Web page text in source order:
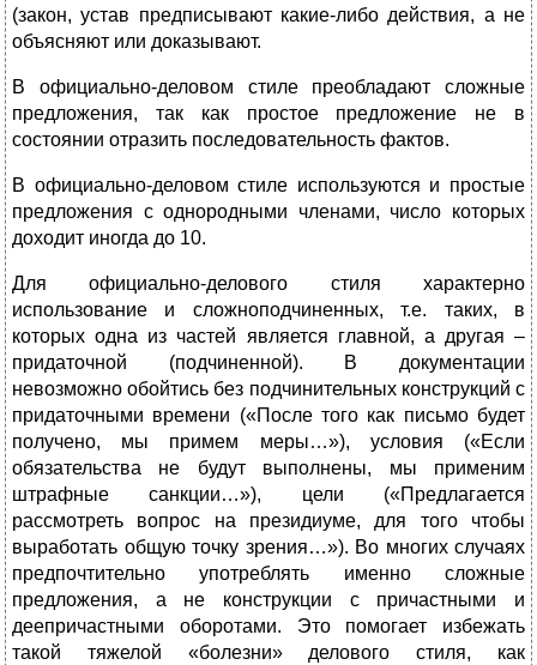
(закон, устав предписывают какие-либо действия, а не
объясняют или доказывают.
В официально-деловом стиле преобладают сложные
предложения, так как простое предложение не в
состоянии отразить последовательность фактов.
В официально-деловом стиле используются и простые
предложения с однородными членами, число которых
доходит иногда до 10.
Для официально-делового стиля характерно
использование и сложноподчиненных, т.е. таких, в
которых одна из частей является главной, а другая –
придаточной (подчиненной). В документации
невозможно обойтись без подчинительных конструкций с
придаточными времени («После того как письмо будет
получено, мы примем меры…»), условия («Если
обязательства не будут выполнены, мы применим
штрафные санкции…»), цели («Предлагается
рассмотреть вопрос на президиуме, для того чтобы
выработать общую точку зрения…»). Во многих случаях
предпочтительно употреблять именно сложные
предложения, а не конструкции с причастными и
деепричастными оборотами. Это помогает избежать
такой тяжелой «болезни» делового стиля, как